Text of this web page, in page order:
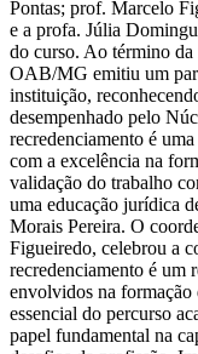
Pontas; prof. Marcelo
e a profa. Júlia
do curso. Ao término da
OAB/MG emitiu um
instituição,
desempenhado pelo
recredenciamento é
com a excelência na
validação do trabalho
uma educação jurídica
Morais Pereira. O
Figueiredo, celebrou a
recredenciamento é um
envolvidos na formação
essencial do percurso
papel fundamental na